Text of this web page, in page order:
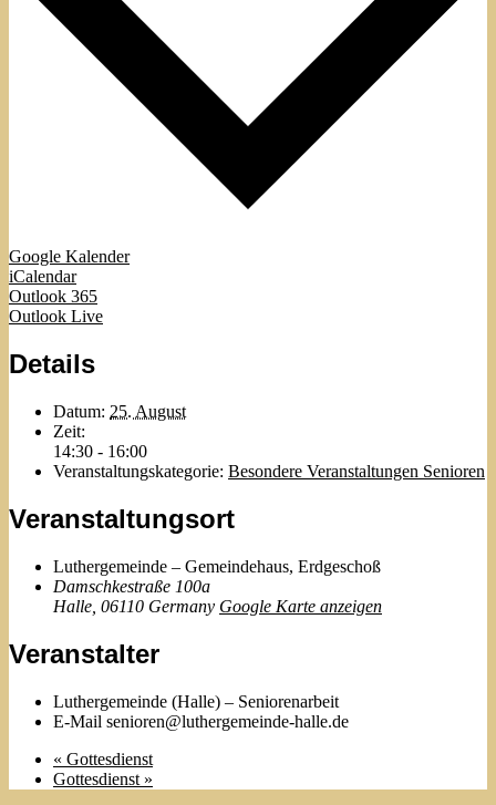
Google Kalender
iCalendar
Outlook 365
Outlook Live
Details
Datum: 25. August
Zeit:
14:30 - 16:00
Veranstaltungskategorie: Besondere Veranstaltungen Senioren
Veranstaltungsort
Luthergemeinde – Gemeindehaus, Erdgeschoß
Damschkestraße 100a
Halle 06110 Germany Google Karte anzeigen
Veranstalter
Luthergemeinde (Halle) – Seniorenarbeit
E-Mail senioren@luthergemeinde-halle.de
« Gottesdienst
Gottesdienst »